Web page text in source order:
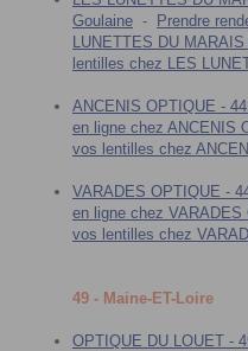
Goulaine -
Prendre
LUNETTES DU
lentilles chez LES
ANCENIS OPTIQUE -
en ligne chez ANCENIS
vos lentilles chez
VARADES OPTIQUE -
en ligne chez VARADES
vos lentilles chez
49 - Maine-ET-Loire
OPTIQUE DU LOUET -